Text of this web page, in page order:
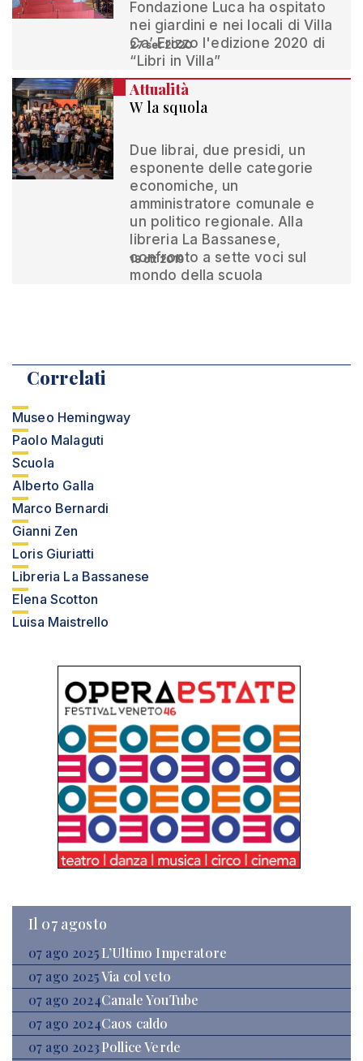
Fondazione Luca ha ospitato
nei giardini e nei locali di Villa
Ca’ Erizzo l'edizione 2020 di
“Libri in Villa”
27 set 2020
Attualità
W la squola
Due librai, due presidi, un
esponente delle categorie
economiche, un
amministratore comunale e
un politico regionale. Alla
libreria La Bassanese,
confronto a sette voci sul
mondo della scuola
18 ott 2019
Correlati
Museo Hemingway
Paolo Malaguti
Scuola
Alberto Galla
Marco Bernardi
Gianni Zen
Loris Giuriatti
Libreria La Bassanese
Elena Scotton
Luisa Maistrello
Il 07 agosto
07 ago 2025 L’Ultimo Imperatore
07 ago 2025Via col veto
07 ago 2024Canale YouTube
07 ago 2024Caos caldo
07 ago 2023Pollice Verde